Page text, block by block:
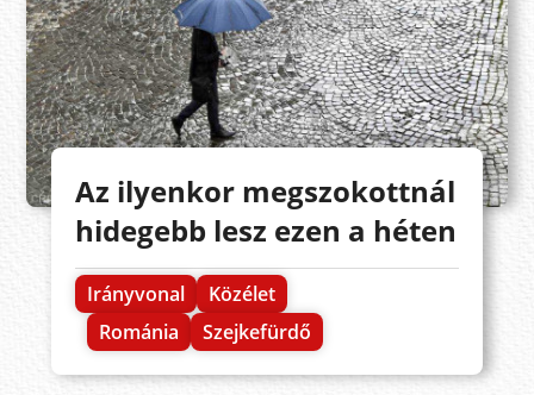
Az ilyenkor megszokottnál
hidegebb lesz ezen a héten
Irányvonal
Közélet
Románia
Szejkefürdő